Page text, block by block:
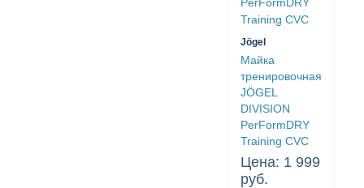
Jögel
Майка
тренировочная
JÖGEL
DIVISION
PerFormDRY
Training CVC
Цена: 1 999
руб.